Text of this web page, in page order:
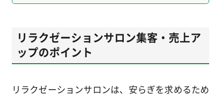
リラクゼーションサロン集客・売上ア
ップのポイント
リラクゼーションサロンは、安らぎを求めるため